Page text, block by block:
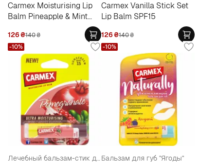
Carmex Moisturising Lip
Balm Pineapple & Mint
126₴140₴
Carmex Vanilla Stick Set
Lip Balm SPF15
126₴140₴
Лечебный бальзам-стик для губ
-10%
Бальзам для губ "Ягоды"
-10%